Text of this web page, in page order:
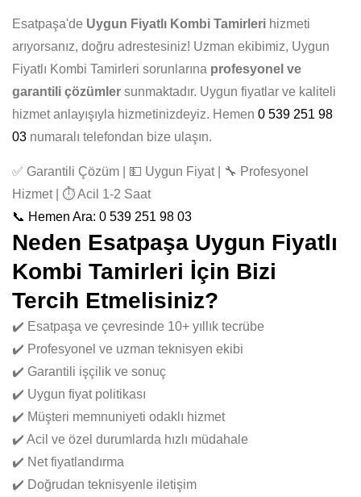
Esatpaşa'de Uygun Fiyatlı Kombi Tamirleri hizmeti
arıyorsanız, doğru adrestesiniz! Uzman ekibimiz, Uygun
Fiyatlı Kombi Tamirleri sorunlarına profesyonel ve
garantili çözümler sunmaktadır. Uygun fiyatlar ve kaliteli
hizmet anlayışıyla hizmetinizdeyiz. Hemen 0 539 251 98
03 numaralı telefondan bize ulaşın.
✅ Garantili Çözüm | 💵 Uygun Fiyat | 🔧 Profesyonel
Hizmet | ⏱️ Acil 1-2 Saat
📞 Hemen Ara: 0 539 251 98 03
Neden Esatpaşa Uygun Fiyatlı
Kombi Tamirleri İçin Bizi
Tercih Etmelisiniz?
✔️ Esatpaşa ve çevresinde 10+ yıllık tecrübe
✔️ Profesyonel ve uzman teknisyen ekibi
✔️ Garantili işçilik ve sonuç
✔️ Uygun fiyat politikası
✔️ Müşteri memnuniyeti odaklı hizmet
✔️ Acil ve özel durumlarda hızlı müdahale
✔️ Net fiyatlandırma
✔️ Doğrudan teknisyenle iletişim